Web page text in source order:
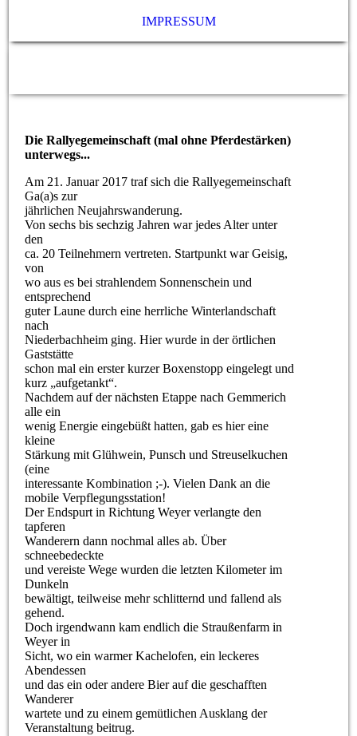
IMPRESSUM
Die Rallyegemeinschaft (mal ohne Pferdestärken)
unterwegs...
Am 21. Januar 2017 traf sich die Rallyegemeinschaft
Ga(a)s zur
jährlichen Neujahrswanderung.
Von sechs bis sechzig Jahren war jedes Alter unter
den
ca. 20 Teilnehmern vertreten. Startpunkt war Geisig,
von
wo aus es bei strahlendem Sonnenschein und
entsprechend
guter Laune durch eine herrliche Winterlandschaft
nach
Niederbachheim ging. Hier wurde in der örtlichen
Gaststätte
schon mal ein erster kurzer Boxenstopp eingelegt und
kurz „aufgetankt“.
Nachdem auf der nächsten Etappe nach Gemmerich
alle ein
wenig Energie eingebüßt hatten, gab es hier eine
kleine
Stärkung mit Glühwein, Punsch und Streuselkuchen
(eine
interessante Kombination ;-). Vielen Dank an die
mobile Verpflegungsstation!
Der Endspurt in Richtung Weyer verlangte den
tapferen
Wanderern dann nochmal alles ab. Über
schneebedeckte
und vereiste Wege wurden die letzten Kilometer im
Dunkeln
bewältigt, teilweise mehr schlitternd und fallend als
gehend.
Doch irgendwann kam endlich die Straußenfarm in
Weyer in
Sicht, wo ein warmer Kachelofen, ein leckeres
Abendessen
und das ein oder andere Bier auf die geschafften
Wanderer
wartete und zu einem gemütlichen Ausklang der
Veranstaltung beitrug.